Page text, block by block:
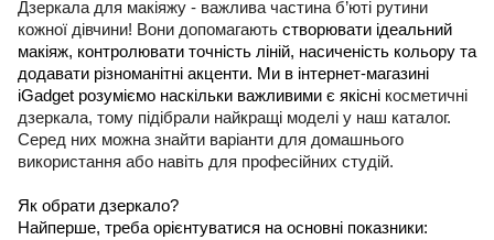
Дзеркала для макіяжу - важлива частина б’юті рутини
кожної дівчини! Вони допомагають створювати ідеальний
макіяж, контролювати точність ліній, насиченість кольору та
додавати різноманітні акценти. Ми в інтернет-магазині
iGadget розуміємо наскільки важливими є якісні косметичні
дзеркала, тому підібрали найкращі моделі у наш каталог.
Серед них можна знайти варіанти для домашнього
використання або навіть для професійних студій.
Як обрати дзеркало?
Найперше, треба орієнтуватися на основні показники: